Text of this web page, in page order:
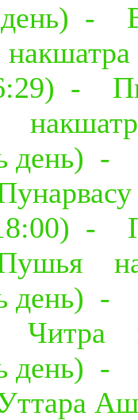
16:29)
Читра